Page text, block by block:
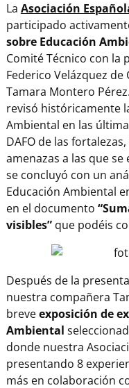
La Asociación
participado
sobre Educación
Comité Técnico con la
Federico Velázquez
Tamara Montero
revisó históricamente
Ambiental en las
DAFO de las
amenazas a las que
se concluyó con un
Educación Ambiental
en el documento
visibles”que podéis
Después de la
nuestra compañera
breveexposición de
Ambiental
donde nuestra
presentando 8
más en colaboración